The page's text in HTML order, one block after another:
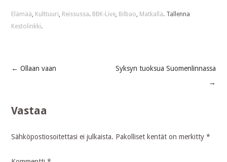
Elämää, Kulttuuri, Reissussa. BBK-Live, Bilbao, Matkalla. Tallenna
Kestolinkki.
Post
navigation
← Ollaan vaan
Syksyn tuoksua Suomenlinnassa
→
Vastaa
Sähköpostiosoitettasi ei julkaista. Pakolliset kentät on merkitty*